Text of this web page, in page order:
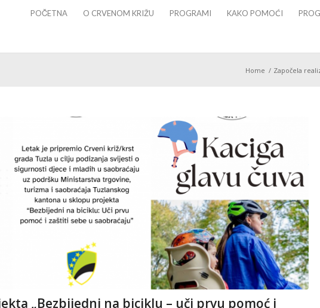
POČETNA O CRVENOM KRIŽU PROGRAMI KAKO POMOĆI
Home / Započela
„Bezbijedni na biciklu – uči prvu pomoć i